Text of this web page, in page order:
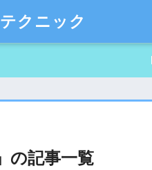
クニック
の記事一覧